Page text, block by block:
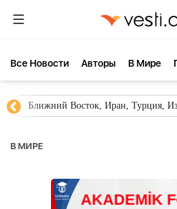
Все Новости Aвторы В Мире
Ближний Восток, Иран, Турция,
В МИРЕ